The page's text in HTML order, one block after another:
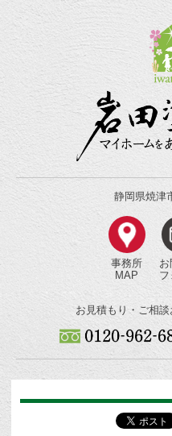
静岡県焼津
事務所
MAP
お
フ
お見積もり・ご相談